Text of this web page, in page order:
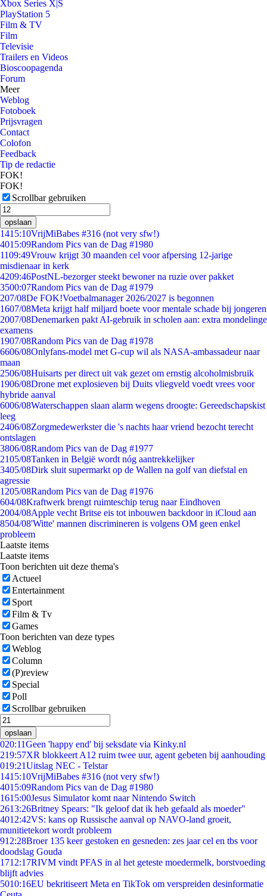
Xbox Series X|S
PlayStation 5
Film & TV
Film
Televisie
Trailers en Videos
Bioscoopagenda
Forum
Meer
Weblog
Fotoboek
Prijsvragen
Contact
Colofon
Feedback
Tip de redactie
FOK!
FOK!
Scrollbar gebruiken
opslaan
1415:10VrijMiBabes #316 (not very sfw!)
4015:09Random Pics van de Dag #1980
1109:49Vrouw krijgt 30 maanden cel voor afpersing 12-jarige
misdienaar in kerk
4209:46PostNL-bezorger steekt bewoner na ruzie over pakket
3500:07Random Pics van de Dag #1979
207/08De FOK!Voetbalmanager 2026/2027 is begonnen
1607/08Meta krijgt half miljard boete voor mentale schade bij jongeren
2007/08Denemarken pakt AI-gebruik in scholen aan: extra mondelinge
examens
1907/08Random Pics van de Dag #1978
6606/08Onlyfans-model met G-cup wil als NASA-ambassadeur naar
maan
2506/08Huisarts per direct uit vak gezet om ernstig alcoholmisbruik
1906/08Drone met explosieven bij Duits vliegveld voedt vrees voor
hybride aanval
6006/08Waterschappen slaan alarm wegens droogte: Gereedschapskist
leeg
2406/08Zorgmedewerkster die 's nachts haar vriend bezocht terecht
ontslagen
3806/08Random Pics van de Dag #1977
2105/08Tanken in België wordt nóg aantrekkelijker
3405/08Dirk sluit supermarkt op de Wallen na golf van diefstal en
agressie
1205/08Random Pics van de Dag #1976
604/08Kraftwerk brengt ruimteschip terug naar Eindhoven
2004/08Apple vecht Britse eis tot inbouwen backdoor in iCloud aan
8504/08'Witte' mannen discrimineren is volgens OM geen enkel
probleem
Laatste items
Laatste items
Toon berichten uit deze thema's
Actueel
Entertainment
Sport
Film & Tv
Games
Toon berichten van deze types
Weblog
Column
(P)review
Special
Poll
Scrollbar gebruiken
opslaan
020:11Geen 'happy end' bij seksdate via Kinky.nl
219:57XR blokkeert A12 ruim twee uur, agent gebeten bij aanhouding
019:21Uitslag NEC - Telstar
1415:10VrijMiBabes #316 (not very sfw!)
4015:09Random Pics van de Dag #1980
1615:00Jesus Simulator komt naar Nintendo Switch
2613:26Britney Spears: "Ik geloof dat ik heb gefaald als moeder"
4012:42VS: kans op Russische aanval op NAVO-land groeit,
munitietekort wordt probleem
912:28Broer 135 keer gestoken en gesneden: zes jaar cel en tbs voor
doodslag Gouda
1712:17RIVM vindt PFAS in al het geteste moedermelk, borstvoeding
blijft advies
5010:16EU bekritiseert Meta en TikTok om verspreiden desinformatie